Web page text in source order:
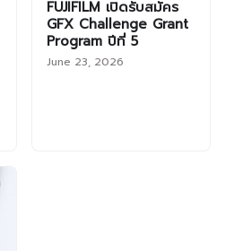
FUJIFILM เปิดรับสมัคร
GFX Challenge Grant
Program ปีที่ 5
June 23, 2026